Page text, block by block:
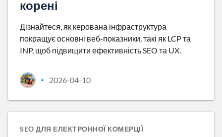
корені
Дізнайтеся, як керована інфраструктура
покращує основні веб-показники, такі як LCP та
INP, щоб підвищити ефективність SEO та UX.
• 2026-04-10
SEO ДЛЯ ЕЛЕКТРОННОЇ КОМЕРЦІЇ